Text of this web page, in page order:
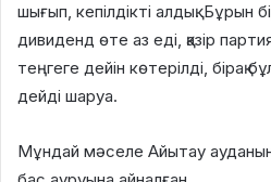
шығып, кепілдікті алдық. Бұрын
дивиденд өте аз еді, қазір
теңгеге дейін көтерілді, бірақ
дейді шаруа.
Мұндай мәселе Айытау